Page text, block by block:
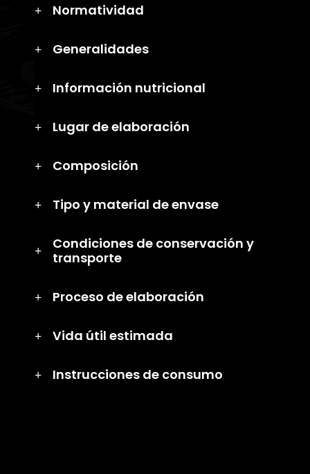
Normatividad
Generalidades
Información nutricional
Lugar de elaboración
Composición
Tipo y material de envase
Condiciones de conservación y
transporte
Proceso de elaboración
Vida útil estimada
Instrucciones de consumo